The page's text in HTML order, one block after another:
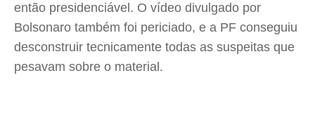
então presidenciável. O vídeo divulgado por
Bolsonaro também foi periciado, e a PF conseguiu
desconstruir tecnicamente todas as suspeitas que
pesavam sobre o material.